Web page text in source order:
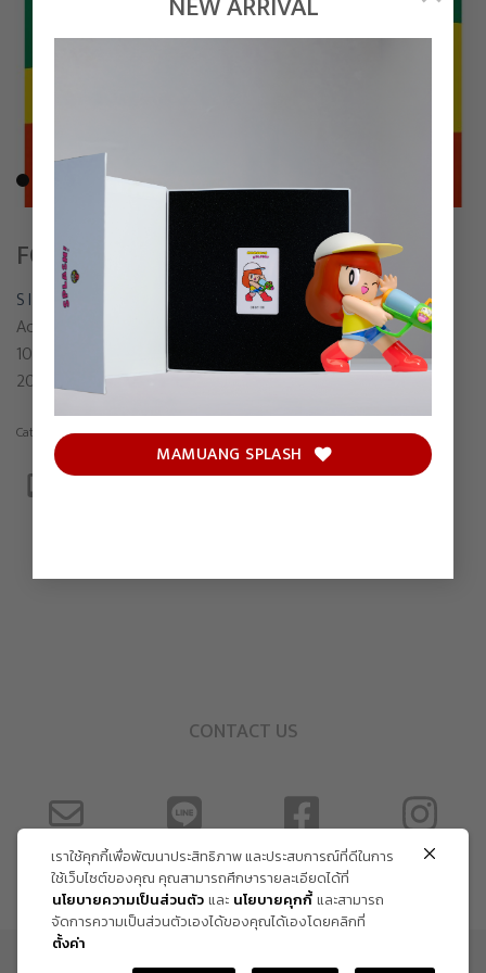
MAMUANG SPLASH
FOREST FIRE
S I R I
Acrylic on canvas
100 x 120 cm
2022
Category:Painting
CONTACT US
ข้อกำหนด และเงื่อนไข
เราใช้คุกกี้เพื่อพัฒนาประสิทธิภาพ และประสบการณ์ที่ดีในการ
ใช้เว็บไซต์ของคุณ คุณสามารถศึกษารายละเอียดได้ที่
นโยบายความเป็นส่วนตัวและ นโยบายคุกกี้และสามารถ
จัดการความเป็นส่วนตัวเองได้ของคุณได้เองโดยคลิกที่
ตั้งค่า